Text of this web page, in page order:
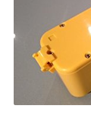
Finalizar compra
Mi cuenta